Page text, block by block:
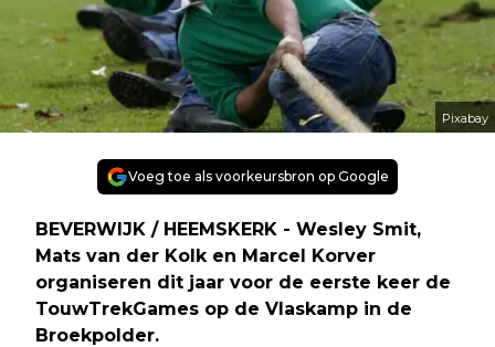
Pixabay
Voeg toe als voorkeursbron op Google
BEVERWIJK / HEEMSKERK - Wesley Smit,
Mats van der Kolk en Marcel Korver
organiseren dit jaar voor de eerste keer de
TouwTrekGames op de Vlaskamp in de
Broekpolder.